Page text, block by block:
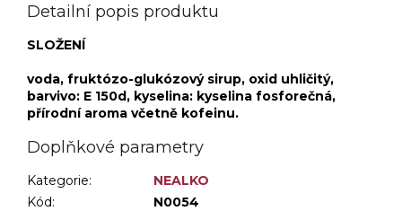
Detailní popis produktu
SLOŽENÍ
voda, fruktózo-glukózový sirup, oxid uhličitý,
barvivo: E 150d, kyselina: kyselina fosforečná,
přírodní aroma včetně kofeinu.
Doplňkové parametry
Kategorie:
NEALKO
Kód:
N0054